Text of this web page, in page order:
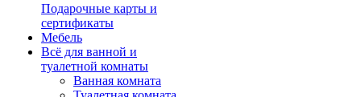
Подарочные карты и
сертификаты
Мебель
Всё для ванной и
туалетной комнаты
Ванная комната